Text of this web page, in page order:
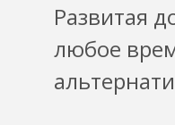
Развитая
любое